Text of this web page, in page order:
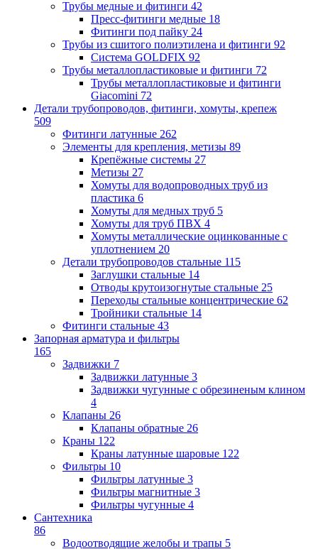
Трубы медные и фитинги 42
Пресс-фитинги медные 18
Фитинги под пайку 24
Трубы из сшитого полиэтилена и фитинги 92
Система GOLDFIX 92
Трубы металлопластиковые и фитинги 72
Трубы металлопластиковые и фитинги
Giacomini 72
Детали трубопроводов, фитинги, хомуты, крепеж
509
Фитинги латунные 262
Элементы для крепления, метизы 89
Крепёжные системы 27
Метизы 27
Хомуты для водопроводных труб из
пластика 6
Хомуты для медных труб 5
Хомуты для труб ПВХ 4
Хомуты металлические оцинкованные с
уплотнением 20
Детали трубопроводов стальные 115
Заглушки стальные 14
Отводы крутоизогнутые стальные 25
Переходы стальные концентрические 62
Тройники стальные 14
Фитинги стальные 43
Запорная арматура и фильтры
165
Задвижки 7
Задвижки латунные 3
Задвижки чугунные с обрезиненым клином
4
Клапаны 26
Клапаны обратные 26
Краны 122
Краны латунные шаровые 122
Фильтры 10
Фильтры латунные 3
Фильтры магнитные 3
Фильтры чугунные 4
Сантехника
86
Водоотводящие желобы и трапы 5